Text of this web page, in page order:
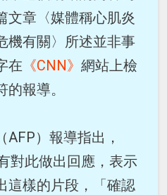
文章〈媒體稱心肌炎
機有關〉所述並非事
在 《CNN》網站上檢
報導。
（AFP）報導指出，
對此做出回應，表示
這樣的片段，「確認